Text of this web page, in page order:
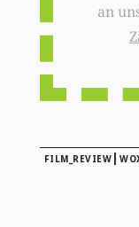
an
FILM_REVIEW |